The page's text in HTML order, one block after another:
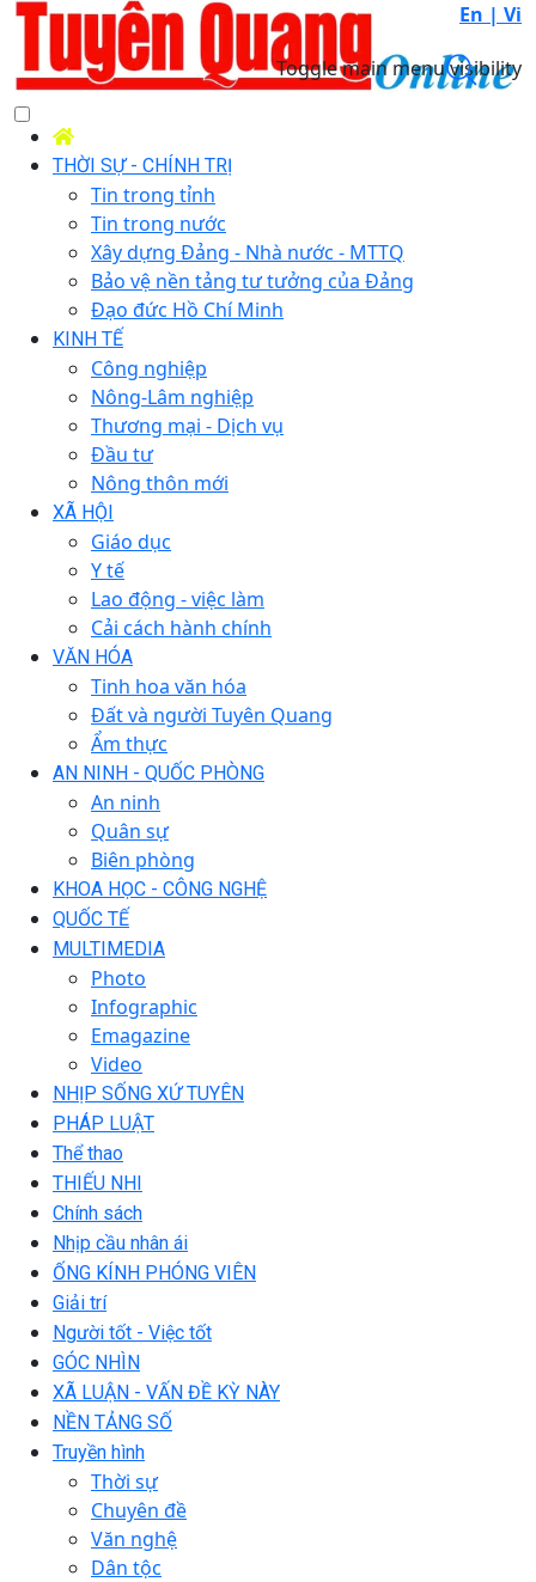
En | Vi
Toggle main menu visibility
THỜI SỰ - CHÍNH TRỊ
Tin trong tỉnh
Tin trong nước
Xây dựng Đảng - Nhà nước - MTTQ
Bảo vệ nền tảng tư tưởng của Đảng
Đạo đức Hồ Chí Minh
KINH TẾ
Công nghiệp
Nông-Lâm nghiệp
Thương mại - Dịch vụ
Đầu tư
Nông thôn mới
XÃ HỘI
Giáo dục
Y tế
Lao động - việc làm
Cải cách hành chính
VĂN HÓA
Tinh hoa văn hóa
Đất và người Tuyên Quang
Ẩm thực
AN NINH - QUỐC PHÒNG
An ninh
Quân sự
Biên phòng
KHOA HỌC - CÔNG NGHỆ
QUỐC TẾ
MULTIMEDIA
Photo
Infographic
Emagazine
Video
NHỊP SỐNG XỨ TUYÊN
PHÁP LUẬT
Thể thao
THIẾU NHI
Chính sách
Nhịp cầu nhân ái
ỐNG KÍNH PHÓNG VIÊN
Giải trí
Người tốt - Việc tốt
GÓC NHÌN
XÃ LUẬN - VẤN ĐỀ KỲ NÀY
NỀN TẢNG SỐ
Truyền hình
Thời sự
Chuyên đề
Văn nghệ
Dân tộc